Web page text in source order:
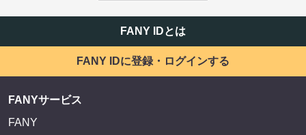
FANY IDとは
FANY IDに登録・ログインする
FANYサービス
FANY